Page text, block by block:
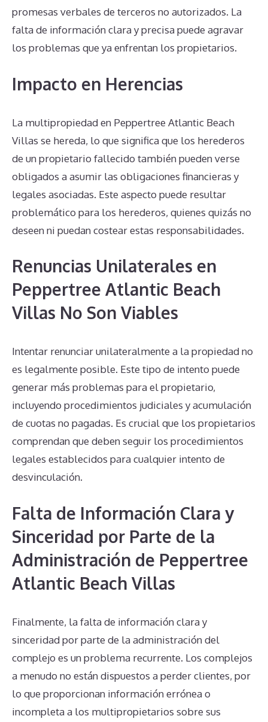
promesas verbales de terceros no autorizados. La
falta de información clara y precisa puede agravar
los problemas que ya enfrentan los propietarios.
Impacto en Herencias
La multipropiedad en Peppertree Atlantic Beach
Villas se hereda, lo que significa que los herederos
de un propietario fallecido también pueden verse
obligados a asumir las obligaciones financieras y
legales asociadas. Este aspecto puede resultar
problemático para los herederos, quienes quizás no
deseen ni puedan costear estas responsabilidades.
Renuncias Unilaterales en
Peppertree Atlantic Beach
Villas No Son Viables
Intentar renunciar unilateralmente a la propiedad no
es legalmente posible. Este tipo de intento puede
generar más problemas para el propietario,
incluyendo procedimientos judiciales y acumulación
de cuotas no pagadas. Es crucial que los propietarios
comprendan que deben seguir los procedimientos
legales establecidos para cualquier intento de
desvinculación.
Falta de Información Clara y
Sinceridad por Parte de la
Administración de Peppertree
Atlantic Beach Villas
Finalmente, la falta de información clara y
sinceridad por parte de la administración del
complejo es un problema recurrente. Los complejos
a menudo no están dispuestos a perder clientes, por
lo que proporcionan información errónea o
incompleta a los multipropietarios sobre sus